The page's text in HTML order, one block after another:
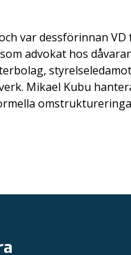
var dessförinnan
advokat hos
Mikael Kubu